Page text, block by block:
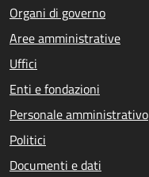
Organi di governo
Aree amministrative
Uffici
Enti e fondazioni
Personale amministrativo
Politici
Documenti e dati